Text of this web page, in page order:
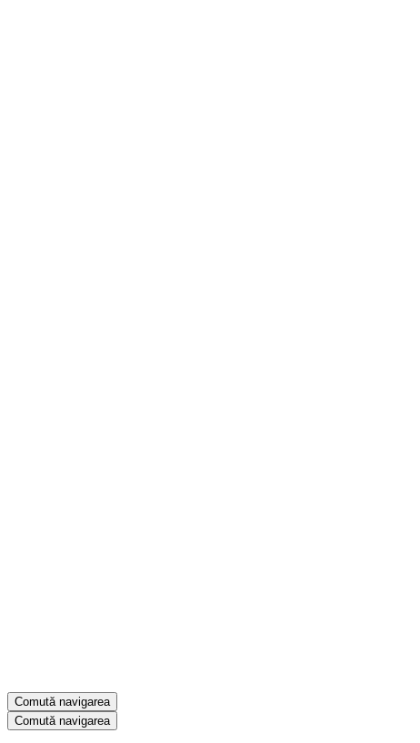
Comută navigarea
Comută navigarea